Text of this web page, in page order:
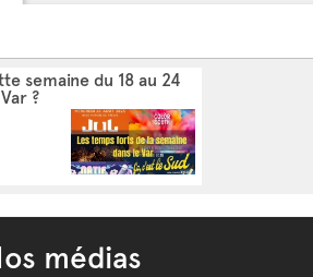
semaine du 18 au 24
?
médias